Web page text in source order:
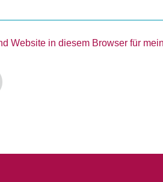
Website in diesem Browser für